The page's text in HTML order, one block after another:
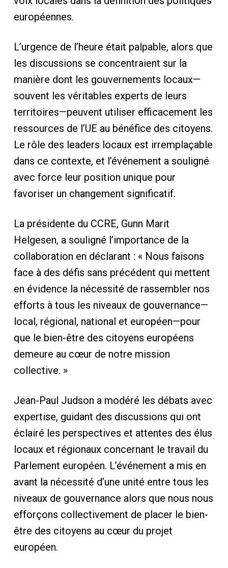
européennes.
L’urgence de l’heure était palpable, alors que
les discussions se concentraient sur la
manière dont les gouvernements locaux—
souvent les véritables experts de leurs
territoires—peuvent utiliser efficacement les
ressources de l’UE au bénéfice des citoyens.
Le rôle des leaders locaux est irremplaçable
dans ce contexte, et l’événement a souligné
avec force leur position unique pour
favoriser un changement significatif.
La présidente du CCRE, Gunn Marit
Helgesen, a souligné l’importance de la
collaboration en déclarant : « Nous faisons
face à des défis sans précédent qui mettent
en évidence la nécessité de rassembler nos
efforts à tous les niveaux de gouvernance—
local, régional, national et européen—pour
que le bien-être des citoyens européens
demeure au cœur de notre mission
collective. »
Jean-Paul Judson a modéré les débats avec
expertise, guidant des discussions qui ont
éclairé les perspectives et attentes des élus
locaux et régionaux concernant le travail du
Parlement européen. L’événement a mis en
avant la nécessité d’une unité entre tous les
niveaux de gouvernance alors que nous nous
efforçons collectivement de placer le bien-
être des citoyens au cœur du projet
européen.